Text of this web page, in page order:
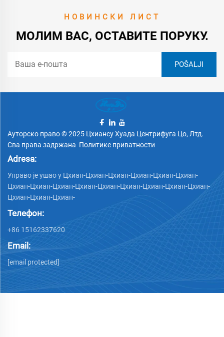
НОВИНСКИ ЛИСТ
МОЛИМ ВАС, ОСТАВИТЕ ПОРУКУ.
Ауторско право © 2025 Цхиансу Хуада Центрифуга Цо, Лтд.
Сва права задржана Политике приватности
Adresa:
Управо је ушао у Цхиан-Цхиан-Цхиан-Цхиан-Цхиан-Цхиан-
Цхиан-Цхиан-Цхиан-Цхиан-Цхиан-Цхиан-Цхиан-Цхиан-Цхиан-
Цхиан-Цхиан-Цхиан-
Телефон:
+86 15162337620
Email:
[email protected]